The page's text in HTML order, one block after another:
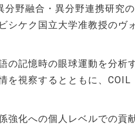
野融合・異分野連携研究
ケク国立大学准教授のヴ
記憶時の眼球運動を分析
を視察するとともに、COIL
化への個人レベルでの貢